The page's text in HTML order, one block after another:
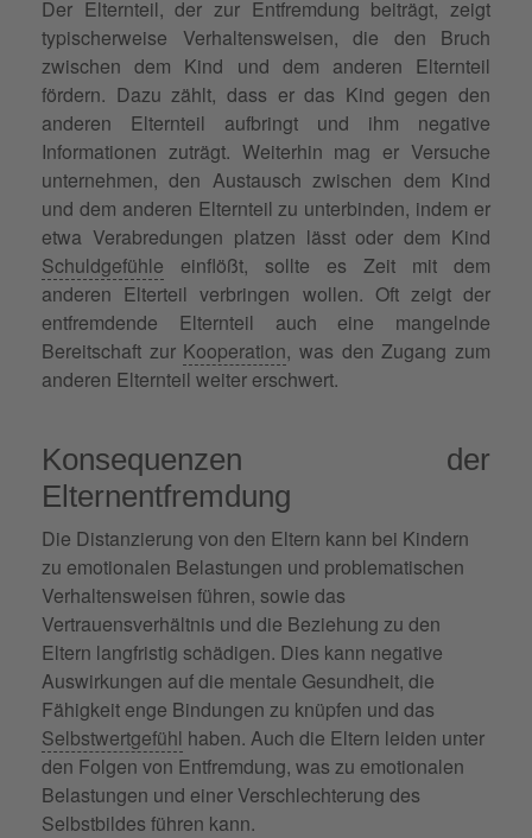
Der Elternteil, der zur Entfremdung beiträgt, zeigt
typischerweise Verhaltensweisen, die den Bruch
zwischen dem Kind und dem anderen Elternteil
fördern. Dazu zählt, dass er das Kind gegen den
anderen Elternteil aufbringt und ihm negative
Informationen zuträgt. Weiterhin mag er Versuche
unternehmen, den Austausch zwischen dem Kind
und dem anderen Elternteil zu unterbinden, indem er
etwa Verabredungen platzen lässt oder dem Kind
Schuldgefühle einflößt, sollte es Zeit mit dem
anderen Elterteil verbringen wollen. Oft zeigt der
entfremdende Elternteil auch eine mangelnde
Bereitschaft zur Kooperation, was den Zugang zum
anderen Elternteil weiter erschwert.
Konsequenzen der
Elternentfremdung
Die Distanzierung von den Eltern kann bei Kindern
zu emotionalen Belastungen und problematischen
Verhaltensweisen führen, sowie das
Vertrauensverhältnis und die Beziehung zu den
Eltern langfristig schädigen. Dies kann negative
Auswirkungen auf die mentale Gesundheit, die
Fähigkeit enge Bindungen zu knüpfen und das
Selbstwertgefühl haben. Auch die Eltern leiden unter
den Folgen von Entfremdung, was zu emotionalen
Belastungen und einer Verschlechterung des
Selbstbildes führen kann.